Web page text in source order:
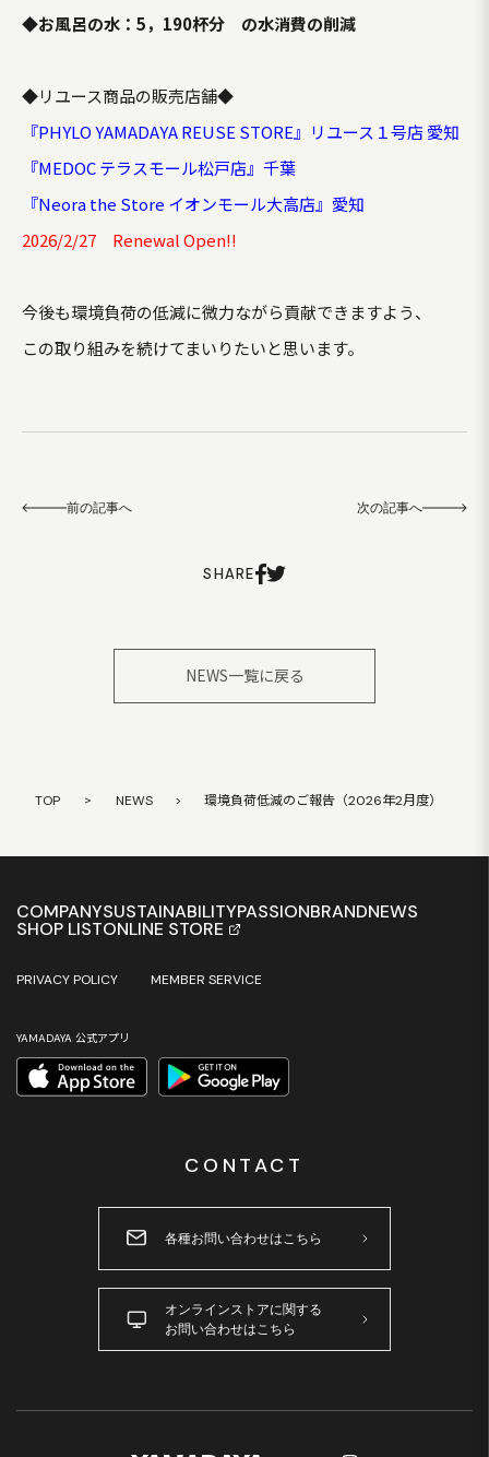
◆お風呂の水：5，190杯分 の水消費の削減
◆リユース商品の販売店舗◆
『PHYLO YAMADAYA REUSE STORE』リユース１号店 愛知
『MEDOC テラスモール松戸店』千葉
『Neora the Store イオンモール大高店』愛知
2026/2/27 Renewal Open!!
今後も環境負荷の低減に微力ながら貢献できますよう、
この取り組みを続けてまいりたいと思います。
前の記事へ
SHARE
次の記事へ
NEWS一覧に戻る
TOP > NEWS > 環境負荷低減のご報告（2026年2月度）
COMPANYSUSTAINABILITYPASSIONBRANDNEWS
SHOP LISTONLINE STORE
PRIVACY POLICY MEMBER SERVICE
YAMADAYA 公式アプリ
CONTACT
各種お問い合わせはこちら
オンラインストアに関する
お問い合わせはこちら